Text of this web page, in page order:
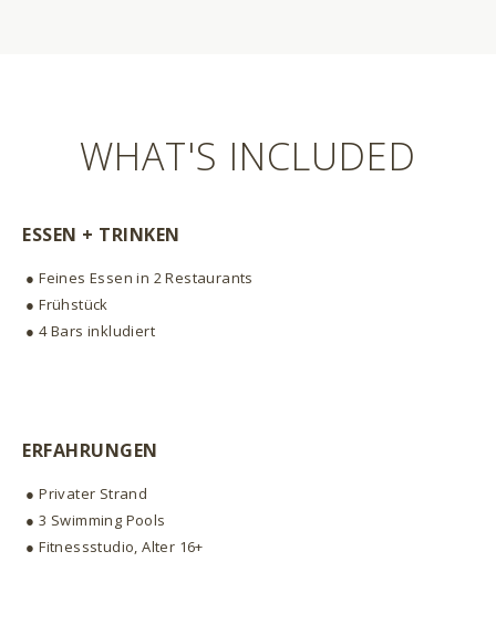
WHAT'S INCLUDED
ESSEN + TRINKEN
● Feines Essen in 2 Restaurants
● Frühstück
● 4 Bars inkludiert
ERFAHRUNGEN
● Privater Strand
● 3 Swimming Pools
● Fitnessstudio, Alter 16+